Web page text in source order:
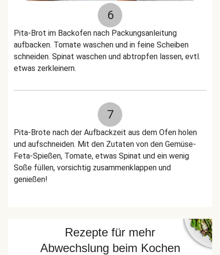
6
Pita-Brot im Backofen nach Packungsanleitung
aufbacken. Tomate waschen und in feine Scheiben
schneiden. Spinat waschen und abtropfen lassen, evtl.
etwas zerkleinern.
7
Pita-Brote nach der Aufbackzeit aus dem Ofen holen
und aufschneiden. Mit den Zutaten von den Gemüse-
Feta-Spießen, Tomate, etwas Spinat und ein wenig
Soße füllen, vorsichtig zusammenklappen und
genießen!
Rezepte für mehr
Abwechslung beim Kochen